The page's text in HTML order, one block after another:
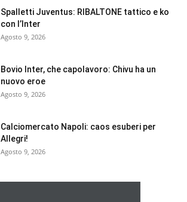
Spalletti Juventus: RIBALTONE tattico e ko
con l’Inter
Agosto 9, 2026
Bovio Inter, che capolavoro: Chivu ha un
nuovo eroe
Agosto 9, 2026
Calciomercato Napoli: caos esuberi per
Allegri!
Agosto 9, 2026